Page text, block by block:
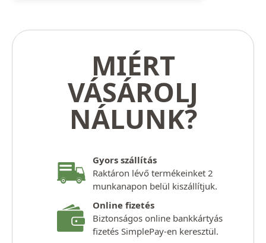
MIÉRT
VÁSÁROLJ
NÁLUNK?
Gyors szállítás
Raktáron lévő termékeinket 2
munkanapon belül kiszállítjuk.
Online fizetés
Biztonságos online bankkártyás
fizetés SimplePay-en keresztül.